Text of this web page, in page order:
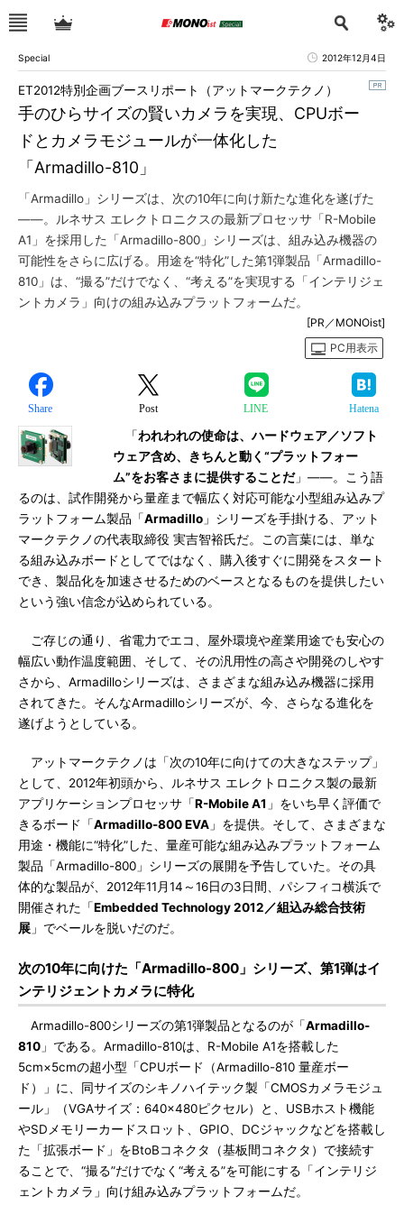
Special 2012年12月4日
手のひらサイズの賢いカメラを実現、CPUボー
ドとカメラモジュールが一体化した
「Armadillo-810」
ET2012特別企画ブースリポート（アットマークテクノ）
「Armadillo」シリーズは、次の10年に向け新たな進化を遂げた
――。ルネサス エレクトロニクスの最新プロセッサ「R-Mobile
A1」を採用した「Armadillo-800」シリーズは、組み込み機器の
可能性をさらに広げる。用途を“特化”した第1弾製品「Armadillo-
810」は、“撮る”だけでなく、“考える”を実現する「インテリジェ
ントカメラ」向けの組み込みプラットフォームだ。
[PR／MONOist]
PC用表示
Share Post LINE Hatena
「われわれの使命は、ハードウェア／ソフト
ウェア含め、きちんと動く“プラットフォー
ム”をお客さまに提供することだ」――。こう語
るのは、試作開発から量産まで幅広く対応可能な小型組み込みプ
ラットフォーム製品「Armadillo 」シリーズを手掛ける、アット
マークテクノの代表取締役 実吉智裕氏だ。この言葉には、単な
る組み込みボードとしてではなく、購入後すぐに開発をスタート
でき、製品化を加速させるためのベースとなるものを提供したい
という強い信念が込められている。
ご存じの通り、省電力でエコ、屋外環境や産業用途でも安心の
幅広い動作温度範囲、そして、その汎用性の高さや開発のしやす
さから、Armadilloシリーズは、さまざまな組み込み機器に採用
されてきた。そんなArmadilloシリーズが、今、さらなる進化を
遂げようとしている。
アットマークテクノは「次の10年に向けての大きなステップ」
として、2012年初頭から、ルネサス エレクトロニクス製の最新
アプリケーションプロセッサ「R-Mobile A1 」をいち早く評価で
きるボード「Armadillo-800 EVA 」を提供。そして、さまざまな
用途・機能に“特化”した、量産可能な組み込みプラットフォーム
製品「Armadillo-800」シリーズの展開を予告していた。その具
体的な製品が、2012年11月14～16日の3日間、パシフィコ横浜で
開催された「Embedded Technology 2012／組込み総合技術
展 」でベールを脱いだのだ。
次の10年に向けた「Armadillo-800」シリーズ、第1弾はイ
ンテリジェントカメラに特化
Armadillo-800シリーズの第1弾製品となるのが「Armadillo-
810 」である。Armadillo-810は、R-Mobile A1を搭載した
5cm×5cmの超小型「CPUボード（Armadillo-810 量産ボー
ド）」に、同サイズのシキノハイテック製「CMOSカメラモジュ
ール」（VGAサイズ：640×480ピクセル）と、USBホスト機能
やSDメモリーカードスロット、GPIO、DCジャックなどを搭載し
た「拡張ボード」をBtoBコネクタ（基板間コネクタ）で接続す
ることで、“撮る”だけでなく“考える”を可能にする「インテリジ
ェントカメラ」向け組み込みプラットフォームだ。